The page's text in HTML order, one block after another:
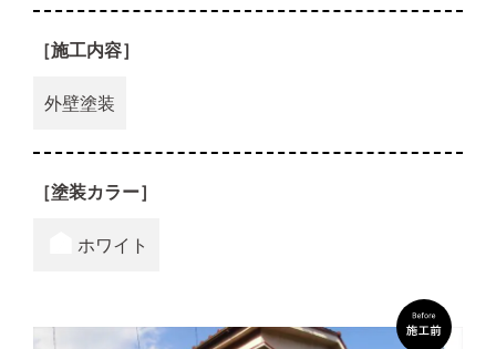
［施工内容］
外壁塗装
［塗装カラー］
ホワイト